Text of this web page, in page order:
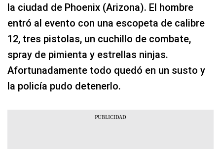
la ciudad de Phoenix (Arizona). El hombre
entró al evento con una escopeta de calibre
12, tres pistolas, un cuchillo de combate,
spray de pimienta y estrellas ninjas.
Afortunadamente todo quedó en un susto y
la policía pudo detenerlo.